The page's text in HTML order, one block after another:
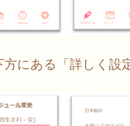
方にある「詳しく設